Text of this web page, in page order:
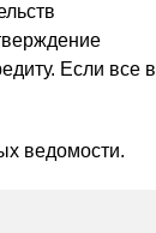
Если все в
ведомости.